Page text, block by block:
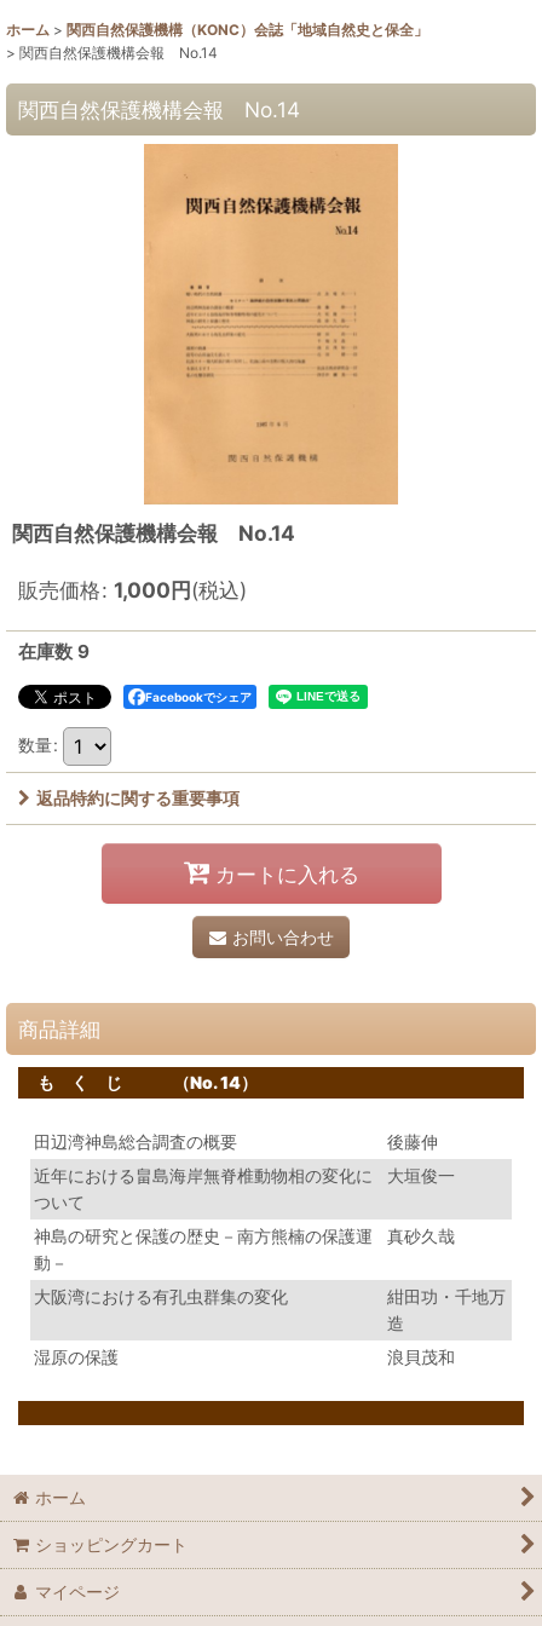
ホーム > 関西自然保護機構（KONC）会誌「地域自然史と保全」
> 関西自然保護機構会報 No.14
関西自然保護機構会報 No.14
関西自然保護機構会報 No.14
販売価格: 1,000円(税込)
在庫数 9
Facebookでシェア
数量:
返品特約に関する重要事項
カートに入れる
お問い合わせ
商品詳細
も く じ （No. 14）
田辺湾神島総合調査の概要
後藤伸
近年における畠島海岸無脊椎動物相の変化に
ついて
大垣俊一
神島の研究と保護の歴史－南方熊楠の保護運
動－
真砂久哉
大阪湾における有孔虫群集の変化
紺田功・千地万
造
湿原の保護
浪貝茂和
ホーム
ショッピングカート
マイページ